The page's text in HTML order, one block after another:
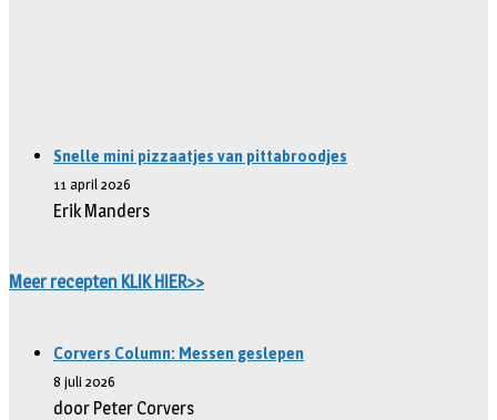
Snelle mini pizzaatjes van pittabroodjes
11 april 2026
Erik Manders
Meer recepten KLIK HIER>>
Corvers Column: Messen geslepen
8 juli 2026
door Peter Corvers